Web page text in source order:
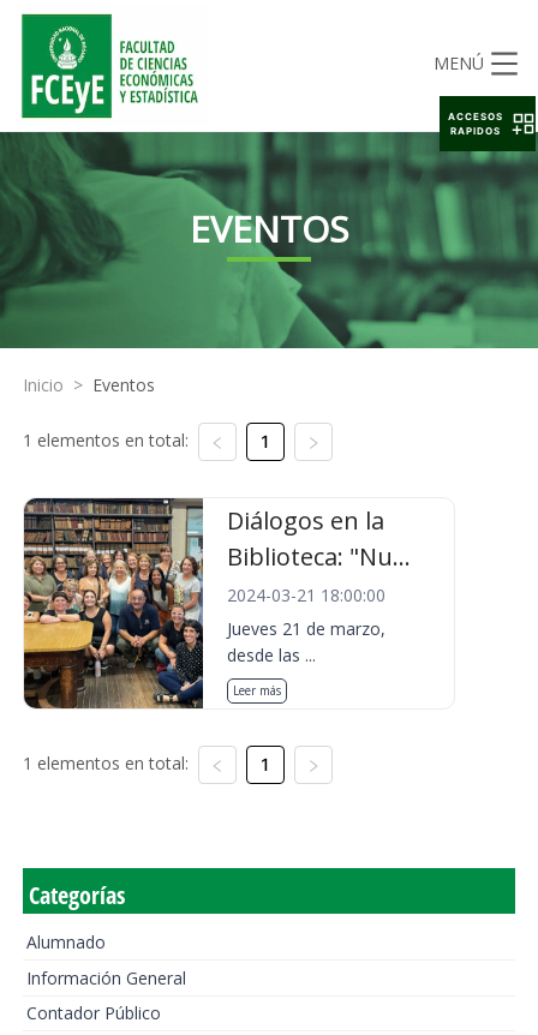
MENÚ
EVENTOS
Inicio > Eventos
1 elementos en total: 1
Diálogos en la
Biblioteca: "Nu...
2024-03-21 18:00:00
Jueves 21 de marzo,
desde las ...
Leer más
1 elementos en total: 1
Categorías
Alumnado
Información General
Contador Público
ACCESOS
RAPIDOS